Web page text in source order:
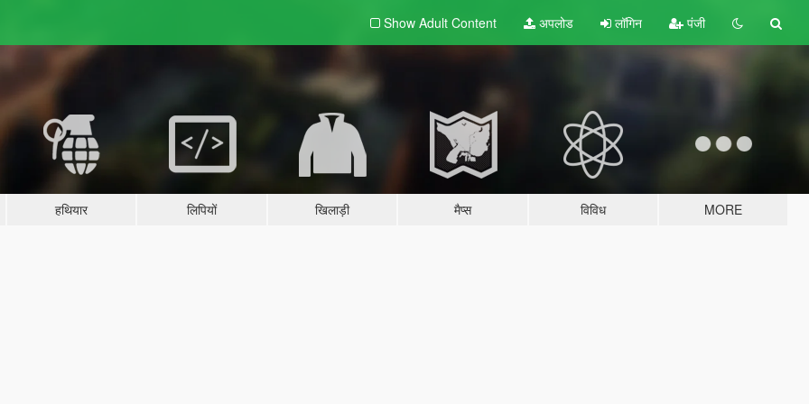
Show Adult Content अपलोड लॉगिन पंजी
हथियार लिपियों खिलाड़ी मैप्स विविध MORE